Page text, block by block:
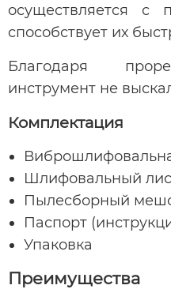
осуществляется
способствует их
Благодаря
инструмент не
Комплектация
Шлифовальный
Пылесборный
Паспорт
Упаковка
Преимущества